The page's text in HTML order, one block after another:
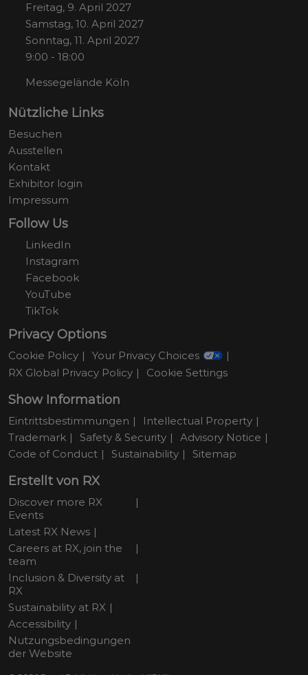
Freitag, 9. April 2027
Samstag, 10. April 2027
Sonntag, 11. April 2027
9:00 - 18:00
Messegelände Köln
Nützliche Links
Besuchen
Ausstellen
Kontakt
Exhibitor login
Impressum
Follow Us
LinkedIn
Instagram
Facebook
YouTube
TikTok
Privacy Options
Cookie Policy
Your Privacy Choices
RX Global Privacy Policy
Cookie Settings
Show Information
Eintrittsbestimmungen
Intellectual Property
Trademark
Safety & Security
Advisory Notice
Code of Conduct
Sustainability Sitemap
Erstellt von RX
Discover more RX
Events
Latest RX News
Careers at RX, join the
team
Inclusion & Diversity at
RX
Sustainability at RX
Accessibility
Nutzungsbedingungen
der Website